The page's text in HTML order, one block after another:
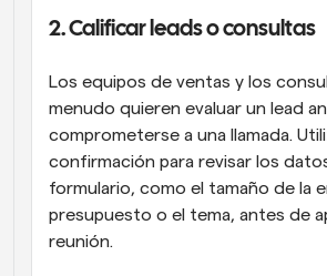
2. Calificar leads o consultas
Los equipos de ventas y los
menudo quieren evaluar un lead
comprometerse a una llamada.
confirmación para revisar los
formulario, como el tamaño de la
presupuesto o el tema, antes de
reunión.